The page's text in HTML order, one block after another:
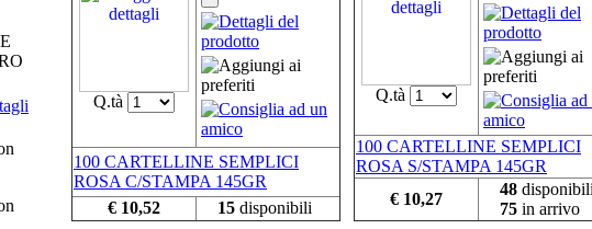
Q.tà
100 CARTELLINE SEMPLICI
ROSA C/STAMPA 145GR
€ 10,52
15 disponibili
Q.tà
100 CARTELLINE SEMPLICI
ROSA S/STAMPA 145GR
€ 10,27
48
75 in arrivo